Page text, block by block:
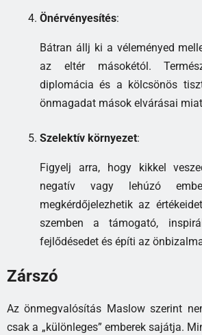
Önérvényesítés:
Bátran állj ki a véleményed
az eltér másokétól.
diplomácia és a kölcsönös
önmagadat mások elvárásai
Szelektív környezet:
Figyelj arra, hogy kikkel
negatív vagy lehúzó
megkérdőjelezhetik az
szemben a támogató,
fejlődésedet és építi az
Zárszó
Az önmegvalósítás Maslow szerint
csak a „különleges” emberek sajátja.